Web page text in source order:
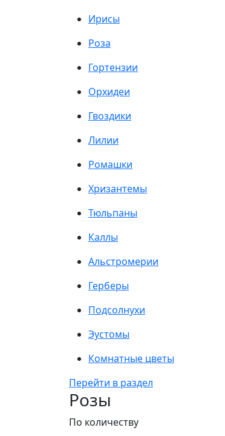
Ирисы
Роза
Гортензии
Орхидеи
Гвоздики
Лилии
Ромашки
Хризантемы
Тюльпаны
Каллы
Альстромерии
Герберы
Подсолнухи
Эустомы
Комнатные цветы
Перейти в раздел
Розы
По количеству